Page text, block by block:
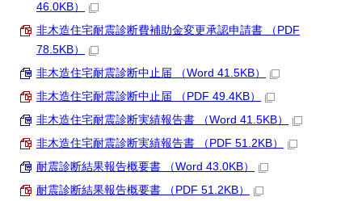
46.0KB）
非木造住宅耐震診断費補助金変更承認申請書 （PDF
78.5KB）
非木造住宅耐震診断中止届 （Word 41.5KB）
非木造住宅耐震診断中止届 （PDF 49.4KB）
非木造住宅耐震診断実績報告書 （Word 41.5KB）
非木造住宅耐震診断実績報告書 （PDF 51.2KB）
耐震診断結果報告概要書 （Word 43.0KB）
耐震診断結果報告概要書 （PDF 51.2KB）